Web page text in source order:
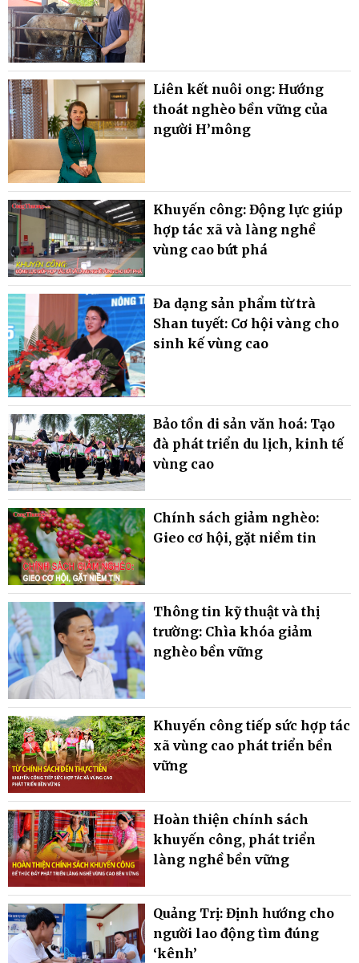
Liên kết nuôi ong: Hướng
thoát nghèo bền vững của
người H’mông
Khuyến công: Động lực giúp
hợp tác xã và làng nghề
vùng cao bứt phá
Đa dạng sản phẩm từ trà
Shan tuyết: Cơ hội vàng cho
sinh kế vùng cao
Bảo tồn di sản văn hoá: Tạo
đà phát triển du lịch, kinh tế
vùng cao
Chính sách giảm nghèo:
Gieo cơ hội, gặt niềm tin
Thông tin kỹ thuật và thị
trường: Chìa khóa giảm
nghèo bền vững
Khuyến công tiếp sức hợp tác
xã vùng cao phát triển bền
vững
Hoàn thiện chính sách
khuyến công, phát triển
làng nghề bền vững
Quảng Trị: Định hướng cho
người lao động tìm đúng
‘kênh’